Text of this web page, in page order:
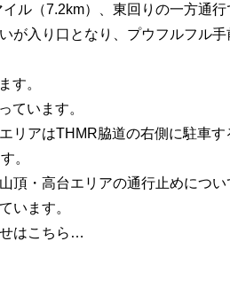
ル（7.2km）、東回りの一方通
が入り口となり、プウフルフル
す。
ています。
リアはTHMR脇道の右側に駐車
。
頂・高台エリアの通行止めにつ
います。
はこちら…